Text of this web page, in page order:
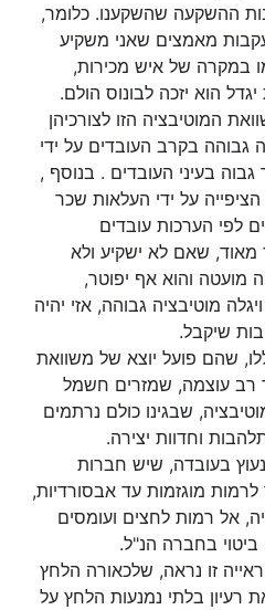
ההשקעה שהשקענו. כלומר,
מאמצים שאני משקיע
במקרה של איש מכירות,
הוא יזכה לבונוס הולם.
המוטיבציה הזו לצורכיהן
גבוהה בקרב העובדים על ידי
בעיני העובדים . בנוסף ,
על ידי העלאות שכר
לפי הערכות עובדים
מאוד, שאם לא ישקיע ולא
מועטה והוא אף יפוטר,
מוטיבציה גבוהה, אזי יהיה
שיקבל.
שהם פועל יוצא של משוואת
רב עוצמה, שמזרים חשמל
שבגינו כולם נרתמים
וחדוות יצירה.
בעובדה, שיש חברות
מוגזמות עד אבסורדיות,
אל רמות לחצים ועומסים
ביטוי בחברה הנ"ל.
זו נראה, שלכאורה הלחץ
רעיון בלתי נמנעות הלחץ על